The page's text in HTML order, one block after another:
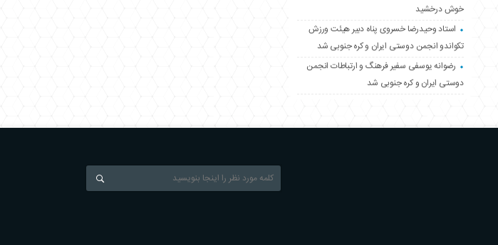
خوش درخشید
استاد وحیدرضا خسروی پناه دبیر هیئت ورزش
تکواندو انجمن دوستی ایران و کره جنوبی شد
رضوانه یوسفی سفیر فرهنگ و ارتباطات انجمن
دوستی ایران و کره جنوبی شد